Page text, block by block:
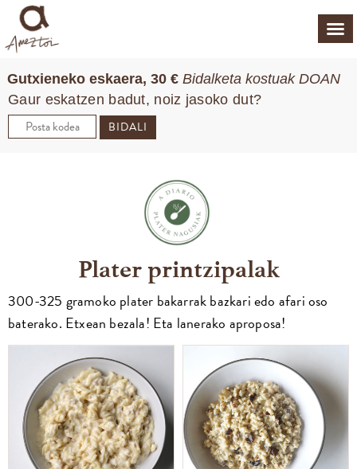
Gaur eskatzen badut, noiz jasoko dut?
BIDALI
Gutxieneko eskaera, 30 € Bidalketa kostuak DOAN
Plater printzipalak
300-325 gramoko plater bakarrak bazkari edo afari oso
baterako. Etxean bezala! Eta lanerako aproposa!